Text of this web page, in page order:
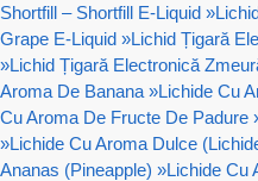
Shortfill – Shortfill E-Liquid »
Grape E-Liquid »Lichid Țigară
»Lichid Țigară Electronică
Aroma De Banana »Lichide Cu
Cu Aroma De Fructe De Padure
»Lichide Cu Aroma Dulce
Ananas (Pineapple) »Lichide Cu